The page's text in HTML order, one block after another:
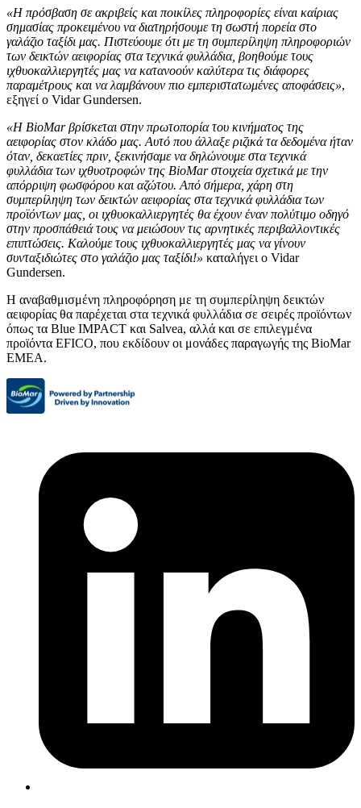
«Η πρόσβαση σε ακριβείς και ποικίλες πληροφορίες είναι καίριας
σημασίας προκειμένου να διατηρήσουμε τη σωστή πορεία στο
γαλάζιο ταξίδι μας. Πιστεύουμε ότι με τη συμπερίληψη πληροφοριών
των δεικτών αειφορίας στα τεχνικά φυλλάδια, βοηθούμε τους
ιχθυοκαλλιεργητές μας να κατανοούν καλύτερα τις διάφορες
παραμέτρους και να λαμβάνουν πιο εμπεριστατωμένες αποφάσεις»,
εξηγεί ο Vidar Gundersen.
«Η BioMar βρίσκεται στην πρωτοπορία του κινήματος της
αειφορίας στον κλάδο μας. Αυτό που άλλαξε ριζικά τα δεδομένα ήταν
όταν, δεκαετίες πριν, ξεκινήσαμε να δηλώνουμε στα τεχνικά
φυλλάδια των ιχθυoτροφών της BioMar στοιχεία σχετικά με την
απόρριψη φωσφόρου και αζώτου. Από σήμερα, χάρη στη
συμπερίληψη των δεικτών αειφορίας στα τεχνικά φυλλάδια των
προϊόντων μας, οι ιχθυοκαλλιεργητές θα έχουν έναν πολύτιμο οδηγό
στην προσπάθειά τους να μειώσουν τις αρνητικές περιβαλλοντικές
επιπτώσεις. Καλούμε τους ιχθυοκαλλιεργητές μας να γίνουν
συνταξιδιώτες στο γαλάζιο μας ταξίδι!» καταλήγει ο Vidar
Gundersen.
Η αναβαθμισμένη πληροφόρηση με τη συμπερίληψη δεικτών
αειφορίας θα παρέχεται στα τεχνικά φυλλάδια σε σειρές προϊόντων
όπως τα Blue IMPACT και Salvea, αλλά και σε επιλεγμένα
προϊόντα EFICO, που εκδίδουν οι μονάδες παραγωγής της BioMar
EMEA.